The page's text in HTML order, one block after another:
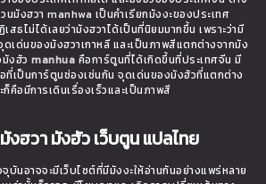
นมังฮวา manhwa เป็นคำเรียกมังงะของประเทศ
เสธไม่ได้เลยว่ามังฮวาได้เป็นที่นิยมมากขึ้น เพราะว่ามี
เด่นของมังฮวาเกาหลี และเป็นภาพสีแตกต่างจากมัง
งฮัว manhua คือการ์ตูนที่ได้เกิดขึ้นที่ประเทศจีน มี
ที่เป็นการ์ตูนช่องเช่นกัน จุดเด่นของมังฮัวที่แตกต่าง
ก็คือมีการเดินเรื่องเร็วและเป็นภาพสี
งฮวา มังฮัว เว็บตูน แปลไทย
บันอาจจะมีเว็บไซต์ที่มีมังงะให้อ่านกันอย่างแพร่หลาย